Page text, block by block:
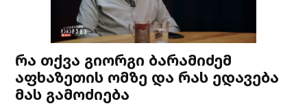
რა თქვა გიორგი ბარამიძემ
აფხაზეთის ომზე და რას ედავება
მას გამოძიება